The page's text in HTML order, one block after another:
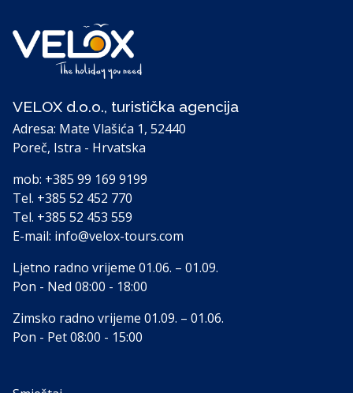
VELOX d.o.o., turistička agencija
Adresa: Mate Vlašića 1, 52440
Poreč, Istra - Hrvatska
mob: +385 99 169 9199
Tel. +385 52 452 770
Tel. +385 52 453 559
E-mail: info@velox-tours.com
Ljetno radno vrijeme 01.06. – 01.09.
Pon - Ned 08:00 - 18:00
Zimsko radno vrijeme 01.09. – 01.06.
Pon - Pet 08:00 - 15:00